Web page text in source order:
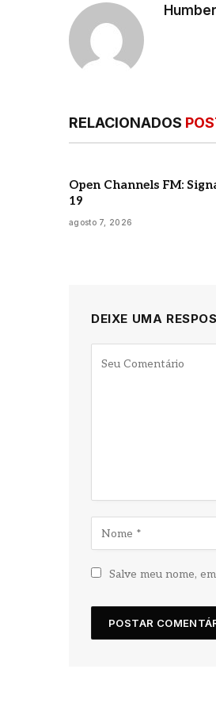
RELACIONADOS
Open Channels FM:
19
agosto 7, 2026
DEIXE UMA
Salve meu nome,